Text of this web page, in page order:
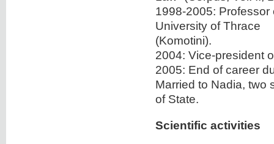
1998-2005:
University of Thrace
(Komotini).
2004: Vice-president
2005: End of career
Married to Nadia, two
of State.
Scientific activities